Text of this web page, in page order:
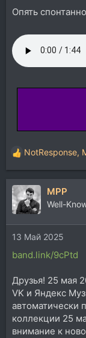
Опять
Р
е
а
к
ц
и
и
:
NotResponse,
MPP
Well-
13 Май 2025
band.link/9cPtd
Друзья! 25 мая
VK и Яндекс
автоматически
коллекции 25
внимание к